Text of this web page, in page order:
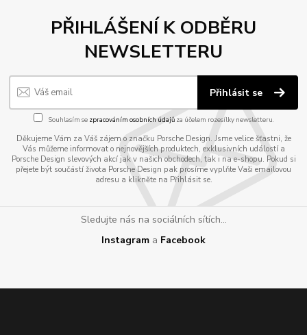
PŘIHLÁŠENÍ K ODBĚRU
NEWSLETTERU
Přihlásit se
Souhlasím se zpracováním osobních údajůza účelem rozesílky newsletteru.
Děkujeme Vám za Váš zájem o značku Porsche Design. Jsme velice šťastni, že
Vás můžeme informovat o nejnovějších produktech, exklusivních událostí a
Porsche Design slevových akcí jak v našich obchodech, tak i na e-shopu. Pokud si
přejete být součástí života Porsche Design pak prosíme vyplňte Vaši emailovou
adresu a klikněte na Přihlásit se.
Sledujte nás na sociálních sítích...
Instagram a Facebook